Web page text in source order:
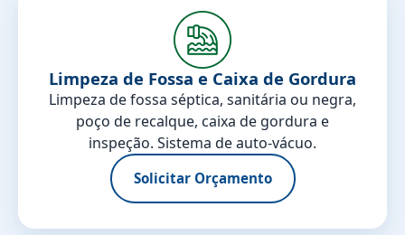
Limpeza de Fossa e Caixa de Gordura
Limpeza de fossa séptica, sanitária ou negra,
poço de recalque, caixa de gordura e
inspeção. Sistema de auto-vácuo.
Solicitar Orçamento